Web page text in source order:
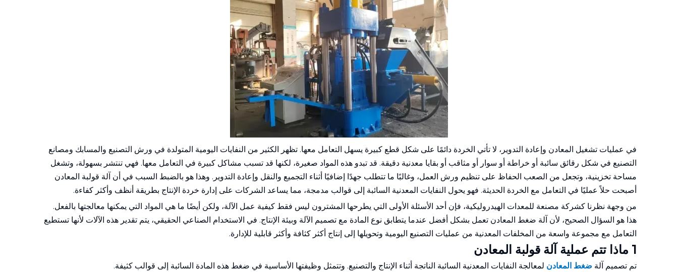
في عمليات تشغيل المعادن وإعادة التدوير، لا تأتي الخردة دائمًا على شكل قطع كبيرة يسهل التعامل معها. تظهر الكثير من النفايات اليومية المتولدة في ورش التصنيع والمسابك ومصانع
التصنيع في شكل رقائق سائبة أو خراطة أو سوار أو مثاقب أو بقايا معدنية دقيقة. قد تبدو هذه المواد صغيرة، لكنها قد تسبب مشاكل كبيرة في التعامل معها. فهي تنتشر بسهولة، وتشغل
مساحة تخزينية، وتجعل من الصعب الحفاظ على تنظيم ورش العمل، وغالبًا ما تتطلب جهدًا إضافيًا أثناء التجميع والنقل وإعادة التدوير. وهذا هو بالضبط السبب في أن آلة قولبة المعادن
أصبحت حلاً عمليًا في التعامل مع الخردة الحديثة. فهو يحول النفايات المعدنية السائبة إلى قوالب مدمجة، مما يساعد الشركات على إدارة خردة الإنتاج بطريقة أنظف وأكثر كفاءة.
من وجهة نظرنا كشركة مصنعة للمعدات الهيدروليكية، فإن أحد الأسئلة الأولى التي يطرحها المشترون ليس فقط كيفية عمل الآلة، ولكن أيضًا ما هي المواد التي يمكنها معالجتها بالفعل.
هذا هو السؤال الصحيح، لأن آلة ضغط المعادن تعمل بشكل أفضل عندما يتطابق نوع المادة مع تصميم الآلة وبيئة الإنتاج. في الاستخدام الصناعي الحقيقي، يتم تقدير هذه الآلات لأنها تستطيع
التعامل مع مجموعة واسعة من المخلفات المعدنية من عمليات التصنيع اليومية وتحويلها إلى إنتاج أكثر كثافة وأكثر قابلية للإدارة.
1 ماذا تتم عملية آلة قولبة المعادن
تم تصميم آلة ضغط المعادن لمعالجة النفايات المعدنية السائبة الناتجة أثناء الإنتاج والتصنيع. وتتمثل وظيفتها الأساسية في ضغط هذه المادة السائبة إلى قوالب كثيفة.